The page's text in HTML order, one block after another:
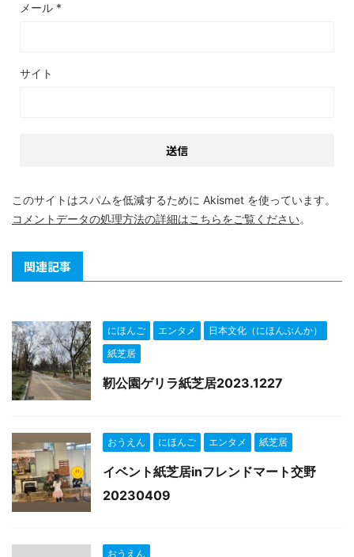
メール *
サイト
このサイトはスパムを低減するために Akismet を使っています。
コメントデータの処理方法の詳細はこちらをご覧ください。
関連記事
にほんご エンタメ
日本文化（にほんぶんか）
紙芝居
靭公園ゲリラ紙芝居2023.1227
おうえん にほんご エンタメ 紙芝居
イベント紙芝居inフレンドマート交野
20230409
おうえん